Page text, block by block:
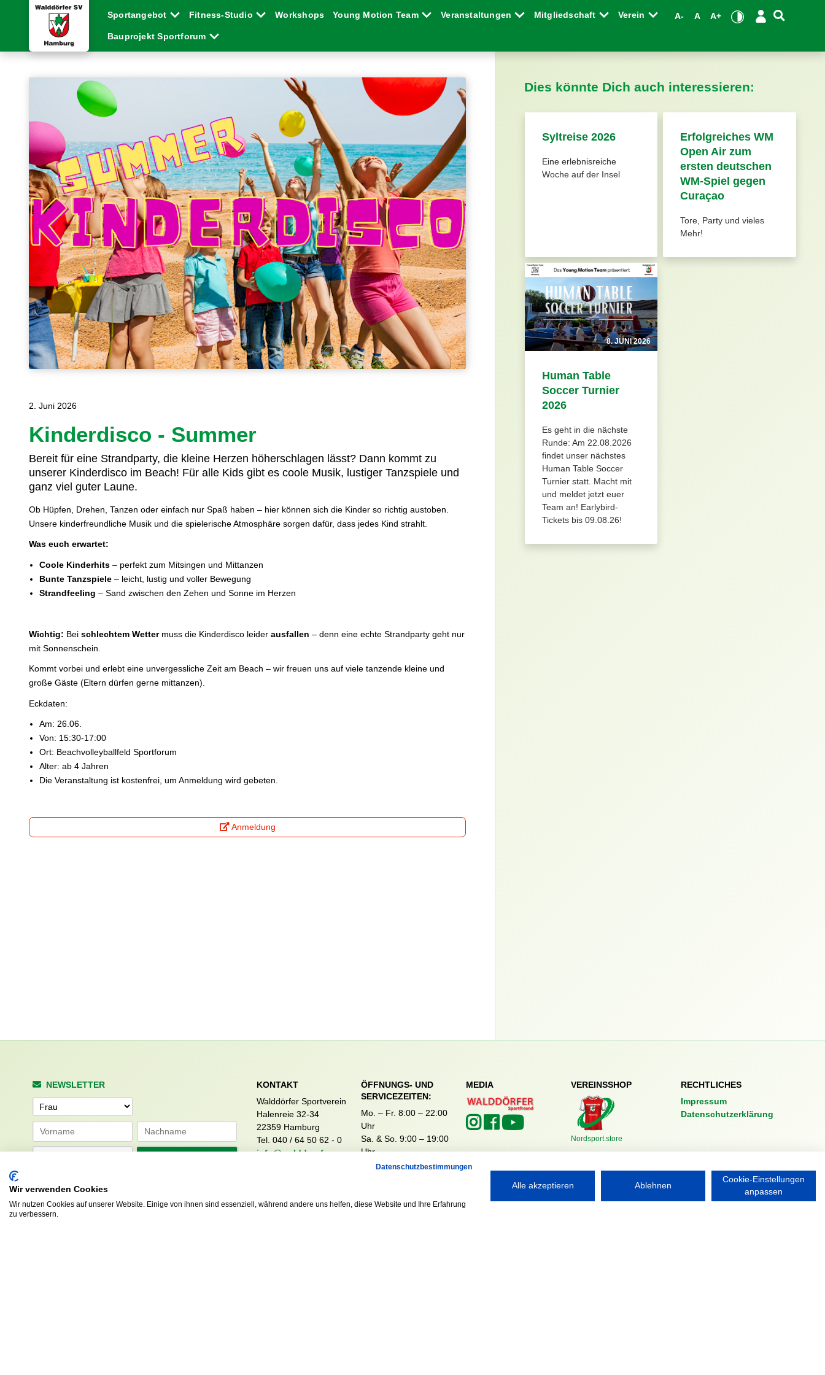
Sportangebot Fitness-Studio Workshops Young Motion Team Veranstaltungen Mitgliedschaft Verein
Bauprojekt Sportforum
A- A A+
2. Juni 2026
Kinderdisco - Summer
Bereit für eine Strandparty, die kleine Herzen höherschlagen lässt? Dann kommt zu
unserer Kinderdisco im Beach! Für alle Kids gibt es coole Musik, lustiger Tanzspiele und
ganz viel guter Laune.
Ob Hüpfen, Drehen, Tanzen oder einfach nur Spaß haben – hier können sich die Kinder so richtig austoben.
Unsere kinderfreundliche Musik und die spielerische Atmosphäre sorgen dafür, dass jedes Kind strahlt.
Was euch erwartet:
Coole Kinderhits– perfekt zum Mitsingen und Mittanzen
Bunte Tanzspiele– leicht, lustig und voller Bewegung
Strandfeeling – Sand zwischen den Zehen und Sonne im Herzen
Wichtig: Beischlechtem Wettermuss die Kinderdisco leiderausfallen – denn eine echte Strandparty geht nur
mit Sonnenschein.
Kommt vorbei und erlebt eine unvergessliche Zeit am Beach – wir freuen uns auf viele tanzende kleine und
große Gäste (Eltern dürfen gerne mittanzen).
Eckdaten:
Am: 26.06.
Von: 15:30-17:00
Ort: Beachvolleyballfeld Sportforum
Alter: ab 4 Jahren
Die Veranstaltung ist kostenfrei, um Anmeldung wird gebeten.
Anmeldung
Dies könnte Dich auch interessieren:
Syltreise 2026
Eine erlebnisreiche
Woche auf der Insel
Erfolgreiches WM
Open Air zum
ersten deutschen
WM-Spiel gegen
Curaçao
Tore, Party und vieles
Mehr!
8. JUNI 2026
Human Table
Soccer Turnier
2026
Es geht in die nächste
Runde: Am 22.08.2026
findet unser nächstes
Human Table Soccer
Turnier statt. Macht mit
und meldet jetzt euer
Team an! Earlybird-
Tickets bis 09.08.26!
NEWSLETTER
Anrede
KONTAKT
Walddörfer Sportverein
Halenreie 32-34
22359 Hamburg
Tel. 040 / 64 50 62 - 0
info@walddoerfer-
ÖFFNUNGS- UND
SERVICEZEITEN:
Mo. – Fr. 8:00 – 22:00
Uhr
Sa. & So. 9:00 – 19:00
Uhr
MEDIA VEREINSSHOP
Nordsport.store
RECHTLICHES
Impressum
Datenschutzerklärung
Datenschutzbestimmungen
Wir verwenden Cookies
Wir nutzen Cookies auf unserer Website. Einige von ihnen sind essenziell, während andere uns helfen, diese Website und Ihre Erfahrung
zu verbessern.
Alle akzeptieren Ablehnen
Cookie-Einstellungen
anpassen